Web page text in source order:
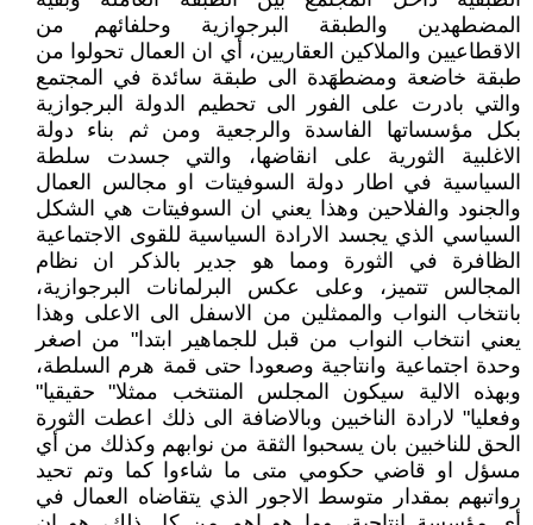
المضطهدين والطبقة البرجوازية وحلفائهم من
الاقطاعيين والملاكين العقاريين، أي ان العمال تحولوا من
طبقة خاضعة ومضطهَدة الى طبقة سائدة في المجتمع
والتي بادرت على الفور الى تحطيم الدولة البرجوازية
بكل مؤسساتها الفاسدة والرجعية ومن ثم بناء دولة
الاغلبية الثورية على انقاضها، والتي جسدت سلطة
السياسية في اطار دولة السوفيتات او مجالس العمال
والجنود والفلاحين وهذا يعني ان السوفيتات هي الشكل
السياسي الذي يجسد الارادة السياسية للقوى الاجتماعية
الظافرة في الثورة ومما هو جدير بالذكر ان نظام
المجالس تتميز، وعلى عكس البرلمانات البرجوازية،
بانتخاب النواب والممثلين من الاسفل الى الاعلى وهذا
يعني انتخاب النواب من قبل للجماهير ابتدا" من اصغر
وحدة اجتماعية وانتاجية وصعودا حتى قمة هرم السلطة،
وبهذه الالية سيكون المجلس المنتخب ممثلا" حقيقيا"
وفعليا" لارادة الناخبين وبالاضافة الى ذلك اعطت الثورة
الحق للناخبين بان يسحبوا الثقة من نوابهم وكذلك من أي
مسؤل او قاضي حكومي متى ما شاءوا كما وتم تحيد
رواتبهم بمقدار متوسط الاجور الذي يتقاضاه العمال في